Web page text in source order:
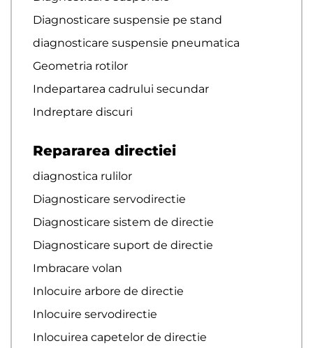
Diagnosticare suspensie pe stand
diagnosticare suspensie pneumatica
Geometria rotilor
Indepartarea cadrului secundar
Indreptare discuri
Repararea directiei
diagnostica rulilor
Diagnosticare servodirectie
Diagnosticare sistem de directie
Diagnosticare suport de directie
Imbracare volan
Inlocuire arbore de directie
Inlocuire servodirectie
Inlocuirea capetelor de directie